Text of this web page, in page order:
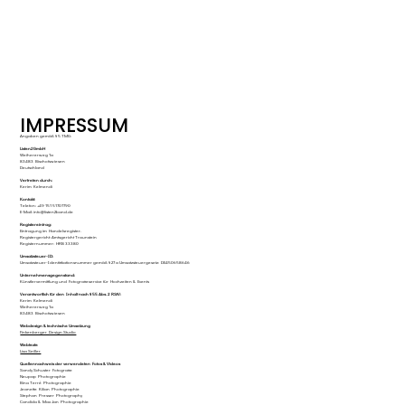
Angaben gemäß § 5 TMG:
Listen2 GmbH
Weihererweg 1a
83483 Bischofswiesen
Deutschland
Vertreten durch:
Kerim Kelmendi
Kontakt:
Telefon: +49 151 51707790
E-Mail: info@listen2band.de
Registereintrag:
Eintragung im Handelsregister.
Registergericht: Amtsgericht Traunstein
Registernummer: HRB 33380
Umsatzsteuer-ID:
Umsatzsteuer-Identifikationsnummer gemäß § 27 a Umsatzsteuergesetz: DE450658646
Unternehmensgegenstand:
Künstlervermittlung und Fotografieservice für Hochzeiten & Events
Verantwortlich für den Inhalt nach § 55 Abs. 2 RStV:
Kerim Kelmendi
Weihererweg 1a
83483 Bischofswiesen
Webdesign & technische Umsetzung
Finkenberger Design Studio
Webtexte
Lisa Seiller
Quellennachweis der verwendeten Fotos & Videos
Sandy Schuster Fotografie
Neupap Photographie
Bina Terré Photographie
Jeanette Kilian Photographie
Stephan Presser Photography
Candida & Max Jan Photographie
IMPRESSUM